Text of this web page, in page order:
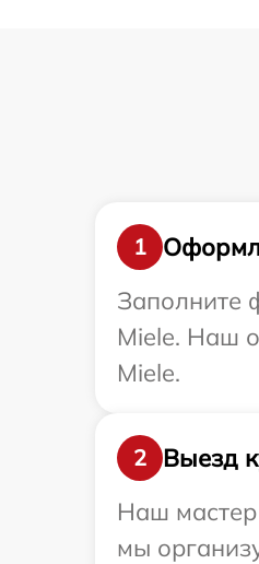
1
Заполните
Miele. Наш
Miele.
2
Выезд
Наш мастер
мы